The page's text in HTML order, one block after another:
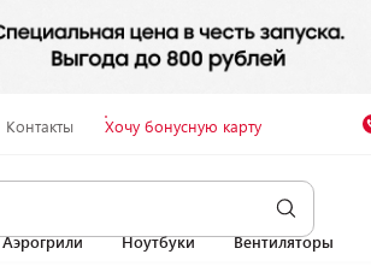
Контакты Хочу бонусную карту
Аэрогрили Ноутбуки Вентиляторы